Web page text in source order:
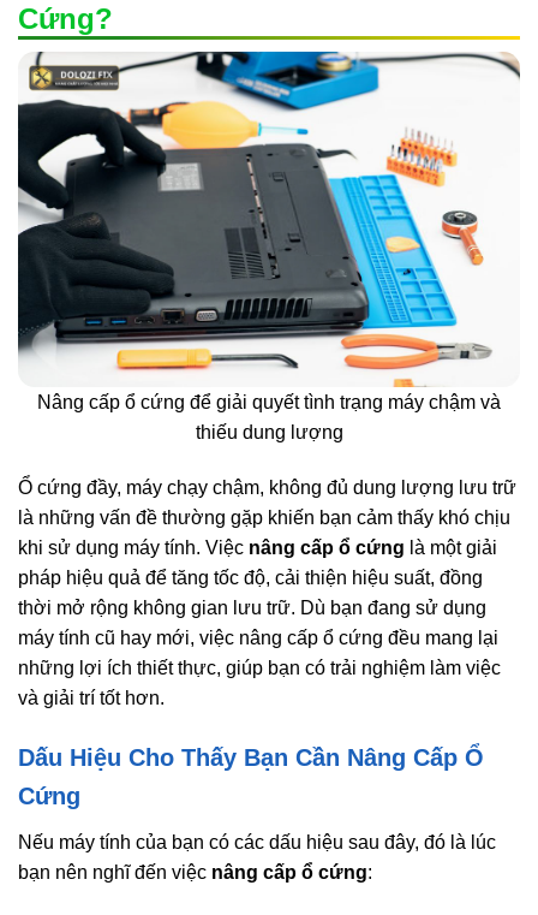
Cứng?
Nâng cấp ổ cứng để giải quyết tình trạng máy chậm và
thiếu dung lượng
Ổ cứng đầy, máy chạy chậm, không đủ dung lượng lưu trữ
là những vấn đề thường gặp khiến bạn cảm thấy khó chịu
khi sử dụng máy tính. Việc nâng cấp ổ cứng là một giải
pháp hiệu quả để tăng tốc độ, cải thiện hiệu suất, đồng
thời mở rộng không gian lưu trữ. Dù bạn đang sử dụng
máy tính cũ hay mới, việc nâng cấp ổ cứng đều mang lại
những lợi ích thiết thực, giúp bạn có trải nghiệm làm việc
và giải trí tốt hơn.
Dấu Hiệu Cho Thấy Bạn Cần Nâng Cấp Ổ
Cứng
Nếu máy tính của bạn có các dấu hiệu sau đây, đó là lúc
bạn nên nghĩ đến việc nâng cấp ổ cứng: